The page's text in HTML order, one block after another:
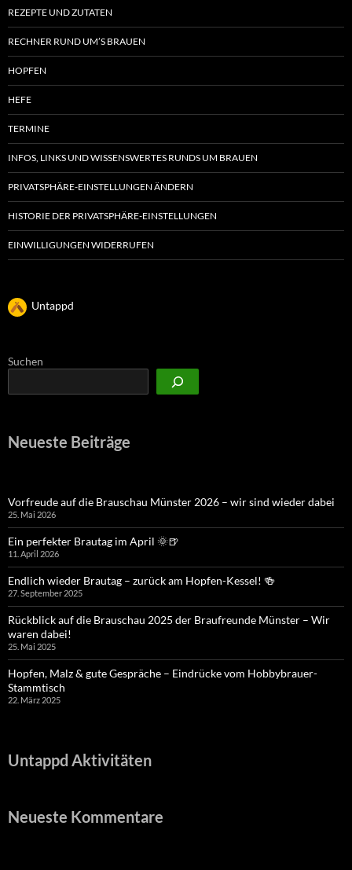
REZEPTE UND ZUTATEN
RECHNER RUND UM’S BRAUEN
HOPFEN
HEFE
TERMINE
INFOS, LINKS UND WISSENSWERTES RUNDS UM BRAUEN
PRIVATSPHÄRE-EINSTELLUNGEN ÄNDERN
HISTORIE DER PRIVATSPHÄRE-EINSTELLUNGEN
EINWILLIGUNGEN WIDERRUFEN
Untappd
Suchen
Neueste Beiträge
Vorfreude auf die Brauschau Münster 2026 – wir sind wieder dabei
25. Mai 2026
Ein perfekter Brautag im April 🌞🍺
11. April 2026
Endlich wieder Brautag – zurück am Hopfen-Kessel! 🍻
27. September 2025
Rückblick auf die Brauschau 2025 der Braufreunde Münster – Wir
waren dabei!
25. Mai 2025
Hopfen, Malz & gute Gespräche – Eindrücke vom Hobbybrauer-
Stammtisch
22. März 2025
Untappd Aktivitäten
Neueste Kommentare